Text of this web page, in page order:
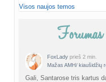
Traumatologai Šiauliuose
Čakru valymas
Kęstutis Šklėrius
atnaujintagerdinas prieš 1 d.
Visos naujos temos
FoxLady prieš 2 min.
Mažas AMH/ kiaušidžių
Gali, Santarose tris kartus